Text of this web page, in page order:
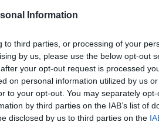
Information
to third parties, or processing of your
by us, please use the below opt-out
your opt-out request is processed
on personal information utilized by us
to your opt-out. You may separately
by third parties on the IAB’s list of
disclosed by us to third parties on the
habitação a casais
30 de junho, os contratos de
de três imóveis, situados na
Grande Guerra, para habitação